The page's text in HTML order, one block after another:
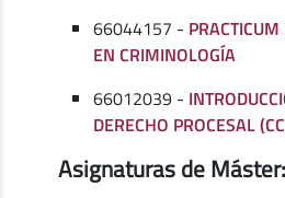
66044157 -
EN CRIMINOLOGÍA
66012039 -
DERECHO PROCESAL
Asignaturas de Máster: